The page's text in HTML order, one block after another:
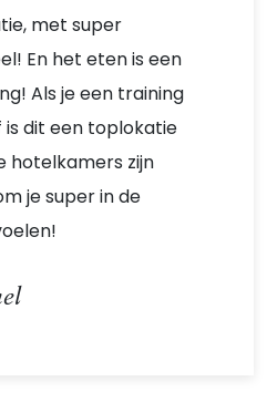
met super
En het eten is een
Als je een training
dit een toplokatie
hotelkamers zijn
je super in de